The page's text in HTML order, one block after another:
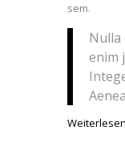
sem.
Nulla
enim
Weiterlesen